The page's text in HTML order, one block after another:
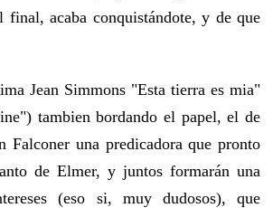
final, acaba conquistándote, y de que
Jean Simmons "Esta tierra es mia"
tambien bordando el papel, el de
Falconer una predicadora que pronto
de Elmer, y juntos formarán una
(eso si, muy dudosos), que